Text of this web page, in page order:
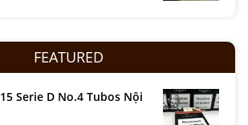
FEATURED
Serie D No.4 Tubos Nội